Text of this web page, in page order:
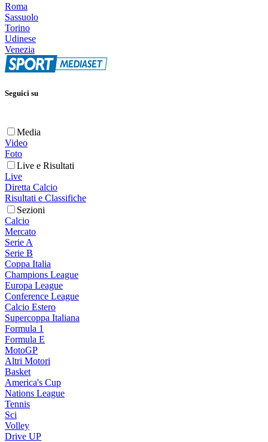
Roma
Sassuolo
Torino
Udinese
Venezia
Seguici su
Media
Video
Foto
Live e Risultati
Live
Diretta Calcio
Risultati e Classifiche
Sezioni
Calcio
Mercato
Serie A
Serie B
Coppa Italia
Champions League
Europa League
Conference League
Calcio Estero
Supercoppa Italiana
Formula 1
Formula E
MotoGP
Altri Motori
Basket
America's Cup
Nations League
Tennis
Sci
Volley
Drive UP